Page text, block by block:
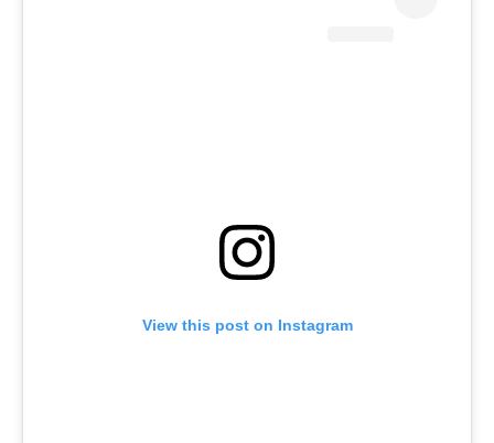
View this post on Instagram